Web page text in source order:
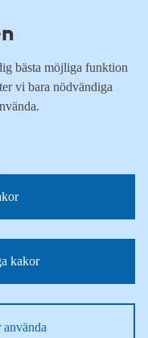
bästa möjliga funktion
vi bara nödvändiga
kakor